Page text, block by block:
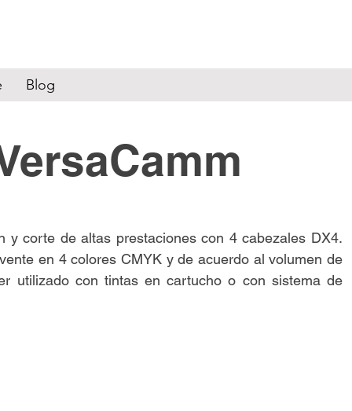
Blog
y corte de altas prestaciones con 4 cabezales DX4.
en 4 colores CMYK y de acuerdo al volumen de
utilizado con tintas en cartucho o con sistema de